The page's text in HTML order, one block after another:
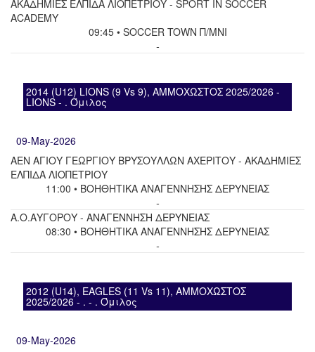
ΑΚΑΔΗΜΙΕΣ ΕΛΠΙΔΑ ΛΙΟΠΕΤΡΙΟΥ - SPORT IN SOCCER
ACADEMY
09:45 • SOCCER TOWN Π/ΜΝΙ
-
2014 (U12) LIONS (9 Vs 9), ΑΜΜΟΧΩΣΤΟΣ 2025/2026 -
LIONS - . Όμιλος
09-May-2026
ΑΕΝ ΑΓΙΟΥ ΓΕΩΡΓΙΟΥ ΒΡΥΣΟΥΛΛΩΝ ΑΧΕΡΙΤΟΥ - ΑΚΑΔΗΜΙΕΣ
ΕΛΠΙΔΑ ΛΙΟΠΕΤΡΙΟΥ
11:00 • ΒΟΗΘΗΤΙΚΑ ΑΝΑΓΕΝΝΗΣΗΣ ΔΕΡΥΝΕΙΑΣ
-
Α.Ο.ΑΥΓΟΡΟΥ - ΑΝΑΓΕΝΝΗΣΗ ΔΕΡΥΝΕΙΑΣ
08:30 • ΒΟΗΘΗΤΙΚΑ ΑΝΑΓΕΝΝΗΣΗΣ ΔΕΡΥΝΕΙΑΣ
-
2012 (U14), EAGLES (11 Vs 11), ΑΜΜΟΧΩΣΤΟΣ
2025/2026 - . - . Όμιλος
09-May-2026